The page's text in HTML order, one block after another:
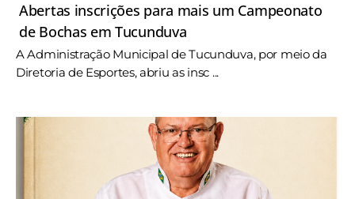
Abertas inscrições para mais um Campeonato
de Bochas em Tucunduva
A Administração Municipal de Tucunduva, por meio da
Diretoria de Esportes, abriu as insc ...